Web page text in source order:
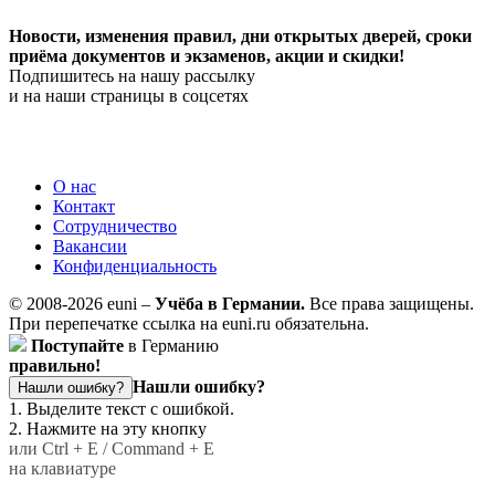
Новости, изменения правил, дни открытых дверей, сроки
приёма документов и экзаменов, акции и скидки!
Подпишитесь на нашу рассылку
и на наши страницы в соцсетях
О нас
Контакт
Сотрудничество
Вакансии
Конфиденциальность
© 2008-2026 euni – Учёба в Германии. Все права защищены.
При перепечатке ссылка на euni.ru обязательна.
Поступайте в Германию
правильно!
Нашли ошибку? Нашли ошибку?
1. Выделите текст с ошибкой.
2. Нажмите на эту кнопку
или Ctrl + E / Command + E
на клавиатуре